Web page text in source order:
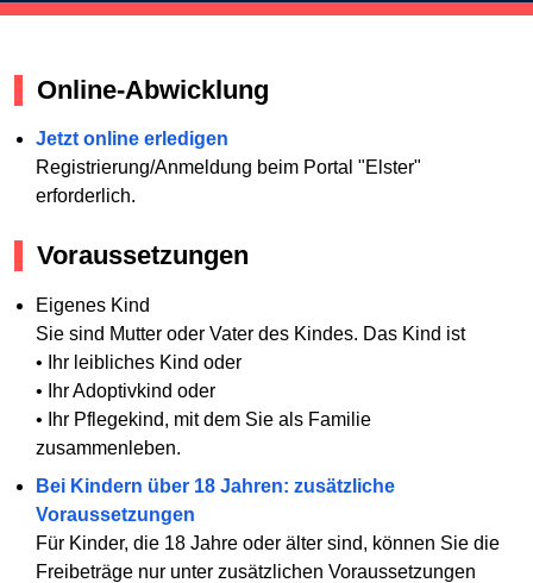
Online-Abwicklung
Jetzt online erledigen
Registrierung/Anmeldung beim Portal "Elster"
erforderlich.
Voraussetzungen
Eigenes Kind
Sie sind Mutter oder Vater des Kindes. Das Kind ist
• Ihr leibliches Kind oder
• Ihr Adoptivkind oder
• Ihr Pflegekind, mit dem Sie als Familie
zusammenleben.
Bei Kindern über 18 Jahren: zusätzliche
Voraussetzungen
Für Kinder, die 18 Jahre oder älter sind, können Sie die
Freibeträge nur unter zusätzlichen Voraussetzungen